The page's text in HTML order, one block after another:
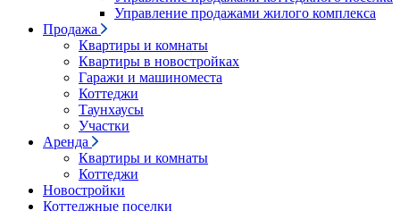
Управление продажами жилого комплекса
Продажа
Квартиры и комнаты
Квартиры в новостройках
Гаражи и машиноместа
Коттеджи
Таунхаусы
Участки
Аренда
Квартиры и комнаты
Коттеджи
Новостройки
Коттеджные поселки